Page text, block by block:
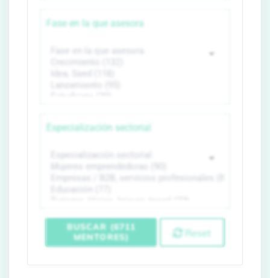
Fase en la que asesora
Especialización sectorial
BUSCAR (6711
MENTORES)
Reset